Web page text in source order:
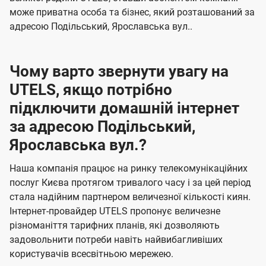
може приватна особа та бізнес, який розташований за
адресою Подільський, Ярославська вул..
Чому варто звернути увагу на
UTELS, якщо потрібно
підключити домашній інтернет
за адресою Подільський,
Ярославська вул.?
Наша компанія працює на ринку телекомунікаційних
послуг Києва протягом тривалого часу і за цей період
стала надійним партнером величезної кількості киян.
Інтернет-провайдер UTELS пропонує величезне
різноманіття тарифних планів, які дозволяють
задовольнити потреби навіть найвибагливіших
користувачів всесвітньою мережею.